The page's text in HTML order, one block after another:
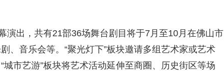
演出，共有21部36场舞台剧目将于7月至10月在佛山市
、音乐会等。“聚光灯下”板块邀请多组艺术家或艺术
市艺游”板块将艺术活动延伸至商圈、历史街区等场